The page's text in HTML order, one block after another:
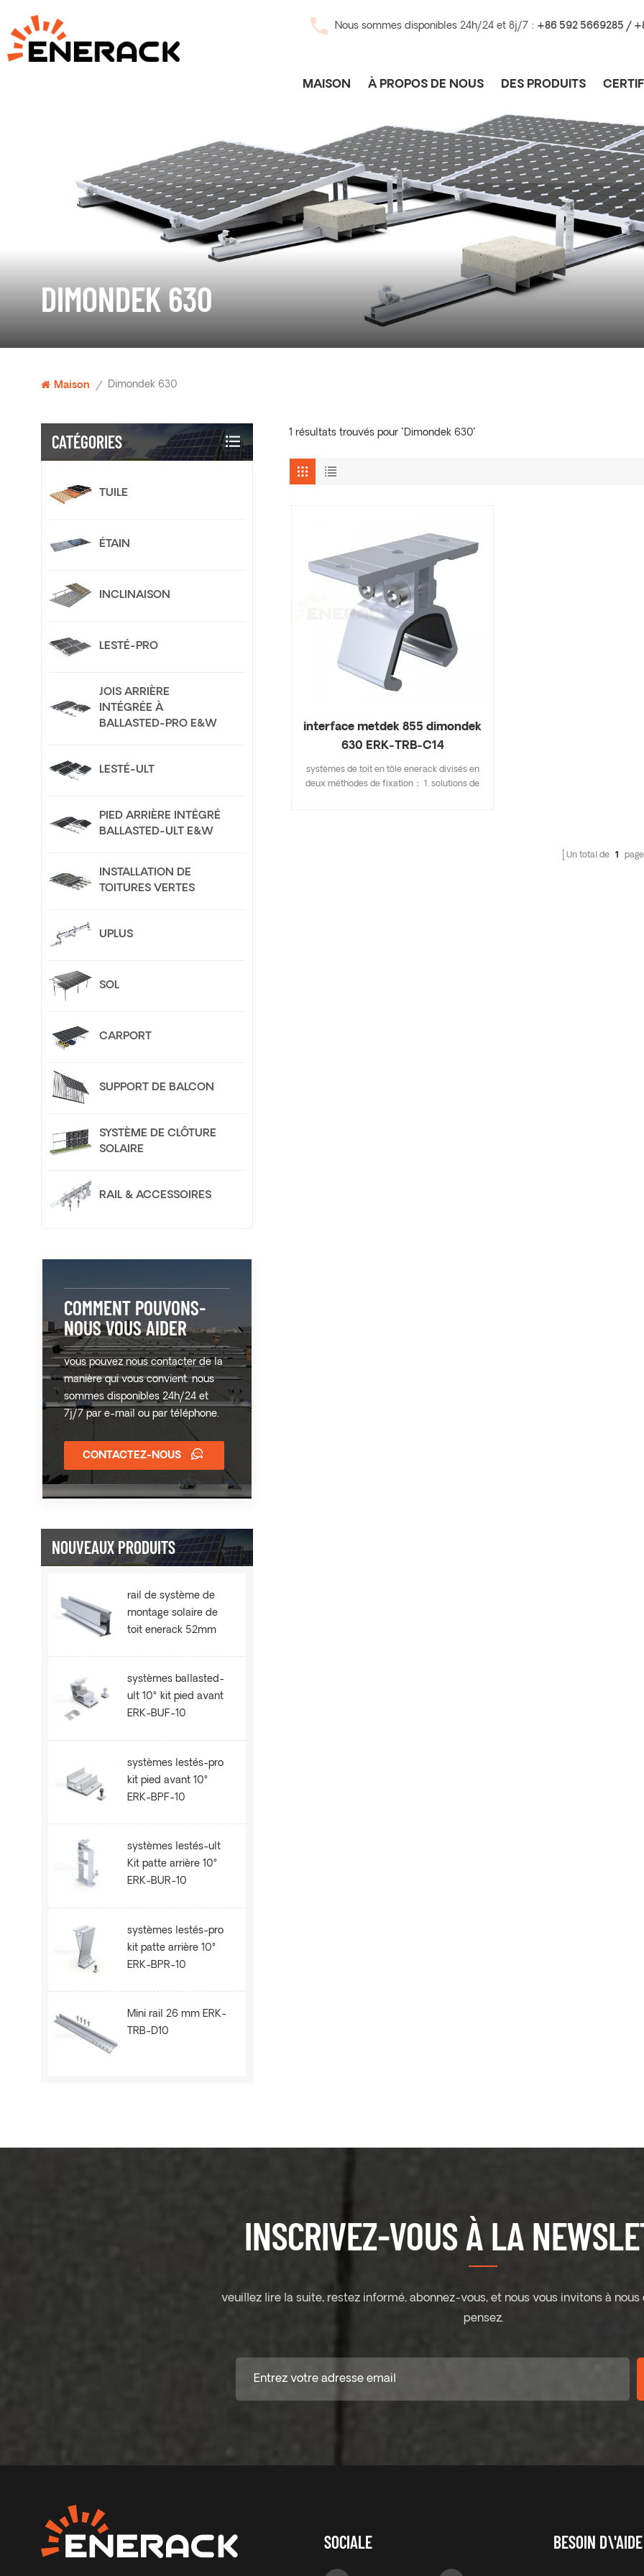
Nous sommes disponibles 24h/24 et 8j/7 : +86 592 5669285 /
MAISON À PROPOS DE NOUS DES PRODUITS
DIMONDEK 630
Maison / Dimondek 630
1 résultats trouvés pour "Dimondek 630"
interface metdek 855 dimondek
630 ERK-TRB-C14
systèmes de toit en tôle enerack divisés en
deux méthodes de fixation： 1. solutions de
Un total de 1
CATÉGORIES
TUILE
ÉTAIN
INCLINAISON
LESTÉ-PRO
JOIS ARRIÈRE
INTÉGRÉE À
BALLASTED-PRO E&W
LESTÉ-ULT
PIED ARRIÈRE INTÉGRÉ
BALLASTED-ULT E&W
INSTALLATION DE
TOITURES VERTES
UPLUS
SOL
CARPORT
SUPPORT DE BALCON
SYSTÈME DE CLÔTURE
SOLAIRE
RAIL & ACCESSOIRES
COMMENT POUVONS-
NOUS VOUS AIDER
vous pouvez nous contacter de la
manière qui vous convient. nous
sommes disponibles 24h/24 et
7j/7 par e-mail ou par téléphone.
CONTACTEZ-NOUS
NOUVEAUX PRODUITS
rail de système de
montage solaire de
toit enerack 52mm
systèmes ballasted-
ult 10° kit pied avant
ERK-BUF-10
systèmes lestés-pro
kit pied avant 10°
ERK-BPF-10
systèmes lestés-ult
Kit patte arrière 10°
ERK-BUR-10
systèmes lestés-pro
kit patte arrière 10°
ERK-BPR-10
Mini rail 26 mm ERK-
TRB-D10
INSCRIVEZ-VOUS À LA
veuillez lire la suite, restez informé, abonnez-vous, et nous vous invitons à nous
pensez.
SOCIALE BESOIN D\'AIDE